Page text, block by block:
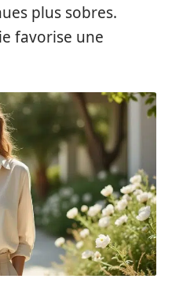
plus sobres.
favorise une